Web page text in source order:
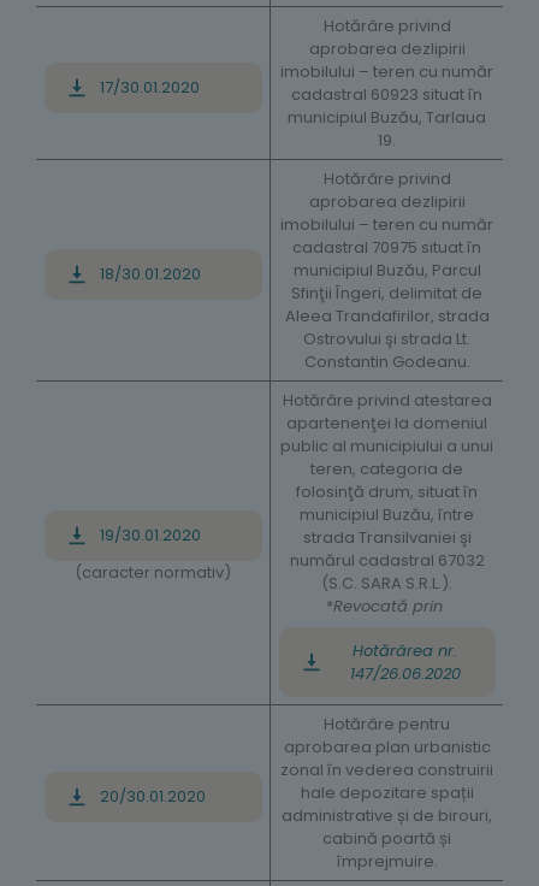
17/30.01.2020
Hotărâre privind
aprobarea dezlipirii
imobilului – teren cu număr
cadastral 60923 situat în
municipiul Buzău, Tarlaua
19.
18/30.01.2020
Hotărâre privind
aprobarea dezlipirii
imobilului – teren cu număr
cadastral 70975 situat în
municipiul Buzău, Parcul
Sfinţii Îngeri, delimitat de
Aleea Trandafirilor, strada
Ostrovului şi strada Lt.
Constantin Godeanu.
19/30.01.2020
(caracter normativ)
Hotărâre privind atestarea
apartenenţei la domeniul
public al municipiului a unui
teren, categoria de
folosinţă drum, situat în
municipiul Buzău, între
strada Transilvaniei şi
numărul cadastral 67032
(S.C. SARA S.R.L.).
*Revocată prin
Hotărârea nr.
147/26.06.2020
20/30.01.2020
Hotărâre pentru
aprobarea plan urbanistic
zonal în vederea construirii
hale depozitare spații
administrative și de birouri,
cabină poartă și
împrejmuire.